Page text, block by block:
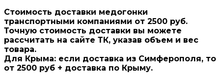
Стоимость доставки медогонки
транспортными компаниями от 2500 руб.
Точную стоимость доставки вы можете
рассчитать на сайте ТК, указав объем и вес
товара.
Для Крыма: если доставка из Симферополя, то
от 2500 руб + доставка по Крыму.